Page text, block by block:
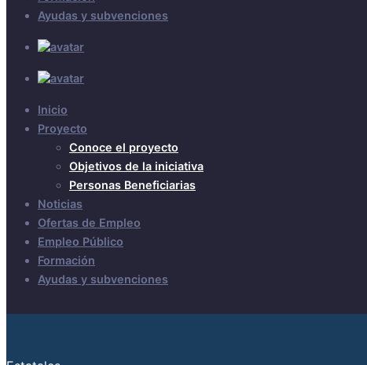
Ayudas y subvenciones
Inicio
Proyecto
Conoce el proyecto
Objetivos de la iniciativa
Personas Beneficiarias
Noticias
Ofertas de Empleo
Empleo Público
Formación
Ayudas y subvenciones